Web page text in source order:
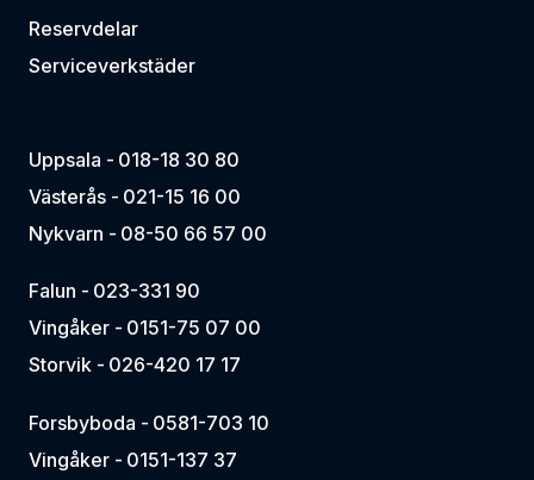
Reservdelar
Serviceverkstäder
Uppsala - 018-18 30 80
Västerås - 021-15 16 00
Nykvarn - 08-50 66 57 00
Falun - 023-331 90
Vingåker - 0151-75 07 00
Storvik - 026-420 17 17
Forsbyboda - 0581-703 10
Vingåker - 0151-137 37